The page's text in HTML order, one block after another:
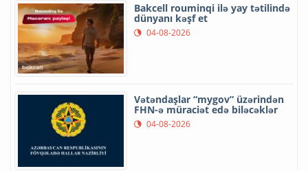
Bakcell rouminqi ilə yay tətilində
dünyanı kəşf et
04-08-2026
Vətəndaşlar “mygov” üzərindən
FHN-ə müraciət edə biləcəklər
04-08-2026